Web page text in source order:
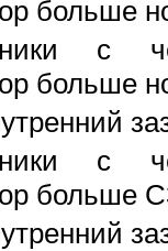
больше
с
больше
с
больше